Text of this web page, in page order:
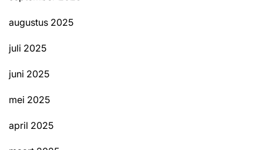
augustus 2025
juli 2025
juni 2025
mei 2025
april 2025